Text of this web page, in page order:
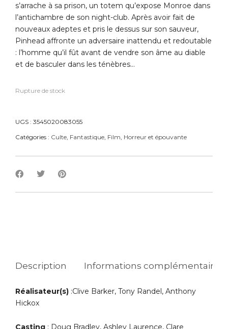
s’arrache à sa prison, un totem qu’expose Monroe dans
l’antichambre de son night-club. Après avoir fait de
nouveaux adeptes et pris le dessus sur son sauveur,
Pinhead affronte un adversaire inattendu et redoutable
: l’homme qu’il fût avant de vendre son âme au diable
et de basculer dans les ténèbres…
Rupture de stock
UGS : 3545020083055
Catégories : Culte Fantastique Film Horreur et épouvante
Description Informations complémentaires
Réalisateur(s) :Clive Barker, Tony Randel, Anthony
Hickox
Casting : Doug Bradley, Ashley Laurence, Clare